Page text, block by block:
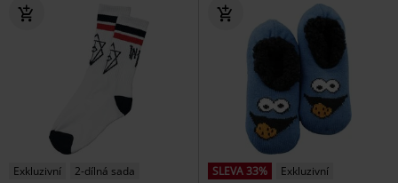
Exkluzivní 2-dílná sada SLEVA 33%
Exkluzivní